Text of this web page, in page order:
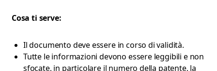
Cosa ti serve:
Il documento deve essere in corso di validità.
Tutte le informazioni devono essere leggibili e non
sfocate, in particolare il numero della patente, la